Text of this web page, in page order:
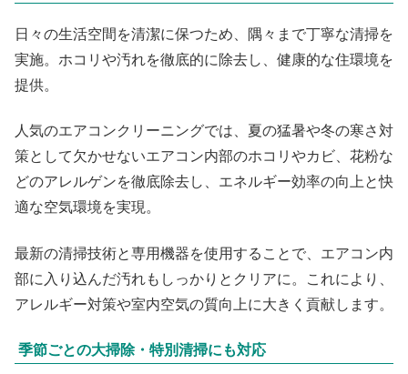
日々の生活空間を清潔に保つため、隅々まで丁寧な清掃を
実施。ホコリや汚れを徹底的に除去し、健康的な住環境を
提供。
人気のエアコンクリーニングでは、夏の猛暑や冬の寒さ対
策として欠かせないエアコン内部のホコリやカビ、花粉な
どのアレルゲンを徹底除去し、エネルギー効率の向上と快
適な空気環境を実現。
最新の清掃技術と専用機器を使用することで、エアコン内
部に入り込んだ汚れもしっかりとクリアに。これにより、
アレルギー対策や室内空気の質向上に大きく貢献します。
季節ごとの大掃除・特別清掃にも対応